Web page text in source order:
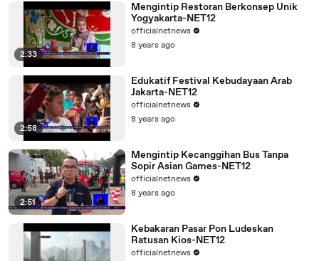
2:33
Mengintip Restoran Berkonsep Unik
Yogyakarta-NET12
officialnetnews
8 years ago
2:58
Edukatif Festival Kebudayaan Arab
Jakarta-NET12
officialnetnews
8 years ago
2:51
Mengintip Kecanggihan Bus Tanpa
Sopir Asian Games-NET12
officialnetnews
8 years ago
Kebakaran Pasar Pon Ludeskan
Ratusan Kios-NET12
officialnetnews